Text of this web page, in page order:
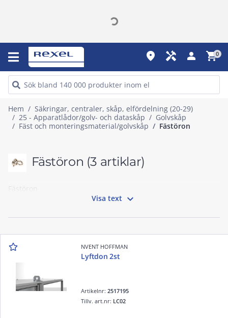
place handyman person shopping_cart0
Hem
Säkringar, centraler, skåp, elfördelning (20-29)
25 - Apparatlådor/golv- och dataskåp
Golvskåp
Fäst och monteringsmaterial/golvskåp
Fästöron
Fästöron (3 artiklar)
Fästöron
Visa text 
NVENT HOFFMAN
Lyftdon 2st
Artikelnr:2517195
Tillv. art.nr: LC02